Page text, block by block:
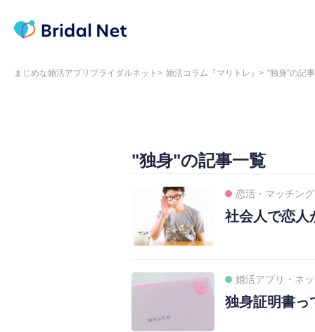
まじめな婚活アプリブライダルネット 婚活コラム『マリトレ』 "独身"の記
"独身"の記事一覧
恋活・マッチン
社会人で恋人
婚活アプリ・ネ
独身証明書っ